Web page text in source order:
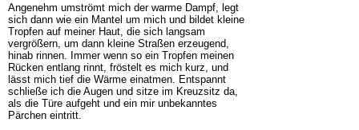
Angenehm umströmt mich der warme Dampf, legt
sich dann wie ein Mantel um mich und bildet kleine
Tropfen auf meiner Haut, die sich langsam
vergrößern, um dann kleine Straßen erzeugend,
hinab rinnen. Immer wenn so ein Tropfen meinen
Rücken entlang rinnt, fröstelt es mich kurz, und
lässt mich tief die Wärme einatmen. Entspannt
schließe ich die Augen und sitze im Kreuzsitz da,
als die Türe aufgeht und ein mir unbekanntes
Pärchen eintritt.